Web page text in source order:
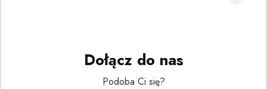
Dołącz do nas
Podoba Ci się?